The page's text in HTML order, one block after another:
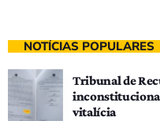
NOTÍCIAS POPULARES
Tribunal de
vitalícia